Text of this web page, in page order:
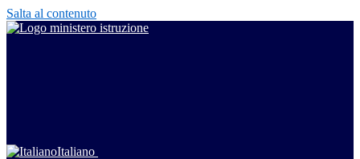
Salta al contenuto
Italiano